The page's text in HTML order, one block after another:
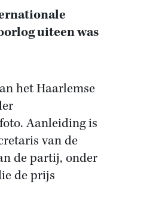
uiteen was
het Haarlemse
Aanleiding is
van de
de partij, onder
de prijs